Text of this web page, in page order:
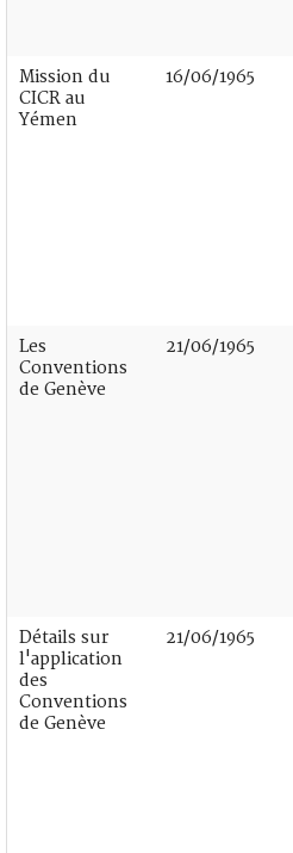
Mission du
CICR au
Yémen
16/06/1965
Les
Conventions
de Genève
21/06/1965
Détails sur
l'application
des
Conventions
de Genève
21/06/1965